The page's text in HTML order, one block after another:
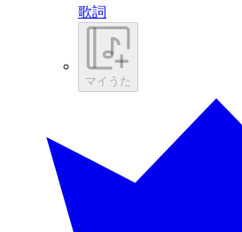
歌詞
マイうた